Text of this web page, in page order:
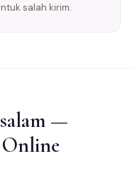
salah kirim.
—